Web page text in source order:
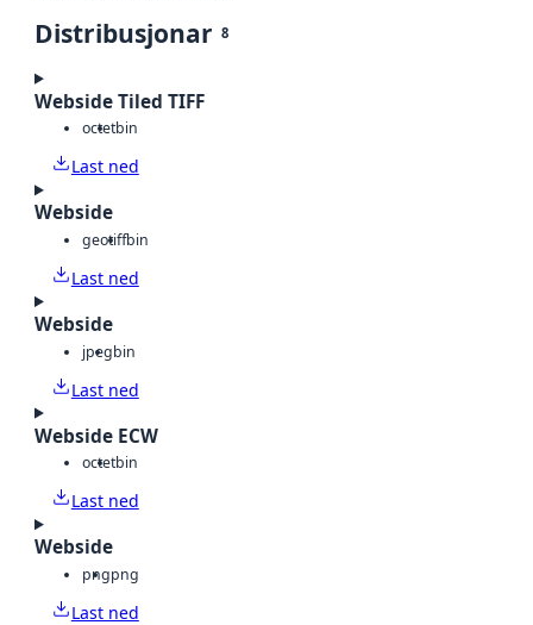
Distribusjonar 8
Webside Tiled TIFF
octetbin
Last ned
Webside
geotiffbin
Last ned
Webside
jpegbin
Last ned
Webside ECW
octetbin
Last ned
Webside
pngpng
Last ned